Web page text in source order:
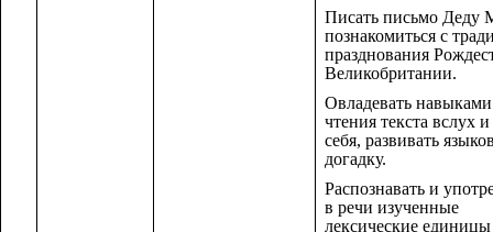
Писать письмо Деду
познакомиться с
празднования
Великобритании.
Овладевать навыками
чтения текста вслух
себя, развивать
догадку.
Распознавать и
в речи изученные
лексические